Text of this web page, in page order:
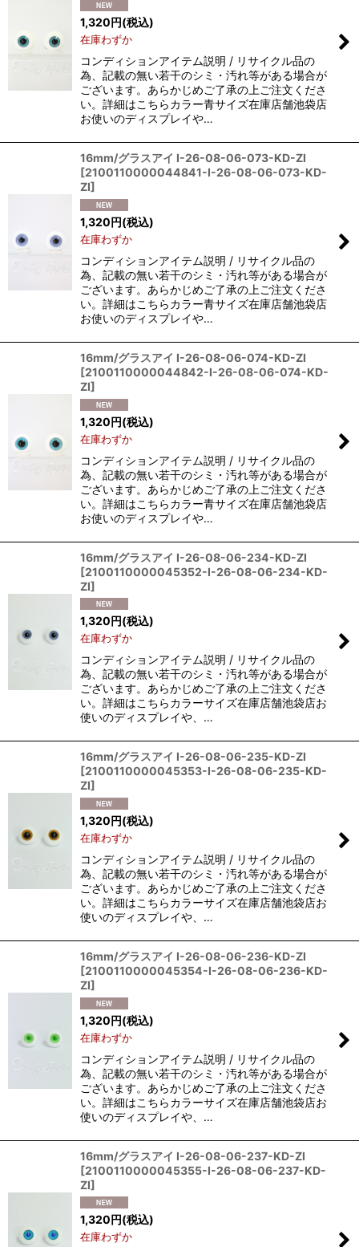
1,320円(税込)
在庫わずか
コンディションアイテム説明 / リサイクル品の
為、記載の無い若干のシミ・汚れ等がある場合が
ございます。あらかじめご了承の上ご注文くださ
い。詳細はこちらカラー青サイズ在庫店舗池袋店
お使いのディスプレイや…
16mm/グラスアイ I-26-08-06-073-KD-ZI
[2100110000044841-I-26-08-06-073-KD-
ZI]
1,320円(税込)
在庫わずか
コンディションアイテム説明 / リサイクル品の
為、記載の無い若干のシミ・汚れ等がある場合が
ございます。あらかじめご了承の上ご注文くださ
い。詳細はこちらカラー青サイズ在庫店舗池袋店
お使いのディスプレイや…
16mm/グラスアイ I-26-08-06-074-KD-ZI
[2100110000044842-I-26-08-06-074-KD-
ZI]
1,320円(税込)
在庫わずか
コンディションアイテム説明 / リサイクル品の
為、記載の無い若干のシミ・汚れ等がある場合が
ございます。あらかじめご了承の上ご注文くださ
い。詳細はこちらカラー青サイズ在庫店舗池袋店
お使いのディスプレイや…
16mm/グラスアイ I-26-08-06-234-KD-ZI
[2100110000045352-I-26-08-06-234-KD-
ZI]
1,320円(税込)
在庫わずか
コンディションアイテム説明 / リサイクル品の
為、記載の無い若干のシミ・汚れ等がある場合が
ございます。あらかじめご了承の上ご注文くださ
い。詳細はこちらカラーサイズ在庫店舗池袋店お
使いのディスプレイや、…
16mm/グラスアイ I-26-08-06-235-KD-ZI
[2100110000045353-I-26-08-06-235-KD-
ZI]
1,320円(税込)
在庫わずか
コンディションアイテム説明 / リサイクル品の
為、記載の無い若干のシミ・汚れ等がある場合が
ございます。あらかじめご了承の上ご注文くださ
い。詳細はこちらカラーサイズ在庫店舗池袋店お
使いのディスプレイや、…
16mm/グラスアイ I-26-08-06-236-KD-ZI
[2100110000045354-I-26-08-06-236-KD-
ZI]
1,320円(税込)
在庫わずか
コンディションアイテム説明 / リサイクル品の
為、記載の無い若干のシミ・汚れ等がある場合が
ございます。あらかじめご了承の上ご注文くださ
い。詳細はこちらカラーサイズ在庫店舗池袋店お
使いのディスプレイや、…
16mm/グラスアイ I-26-08-06-237-KD-ZI
[2100110000045355-I-26-08-06-237-KD-
ZI]
1,320円(税込)
在庫わずか